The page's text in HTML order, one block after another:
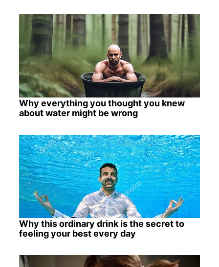
Why everything you thought you knew
about water might be wrong
Why this ordinary drink is the secret to
feeling your best every day